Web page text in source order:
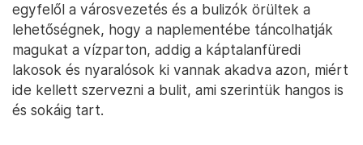
egyfelől a városvezetés és a bulizók örültek a
lehetőségnek, hogy a naplementébe táncolhatják
magukat a vízparton, addig a káptalanfüredi
lakosok és nyaralósok ki vannak akadva azon, miért
ide kellett szervezni a bulit, ami szerintük hangos is
és sokáig tart.